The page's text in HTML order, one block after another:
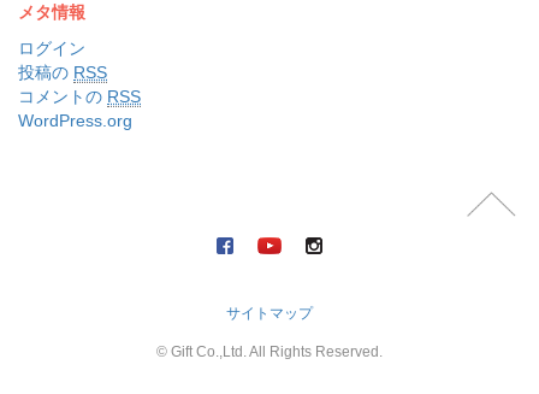
メタ情報
ログイン
投稿の RSS
コメントの RSS
WordPress.org
サイトマップ
© Gift Co.,Ltd. All Rights Reserved.